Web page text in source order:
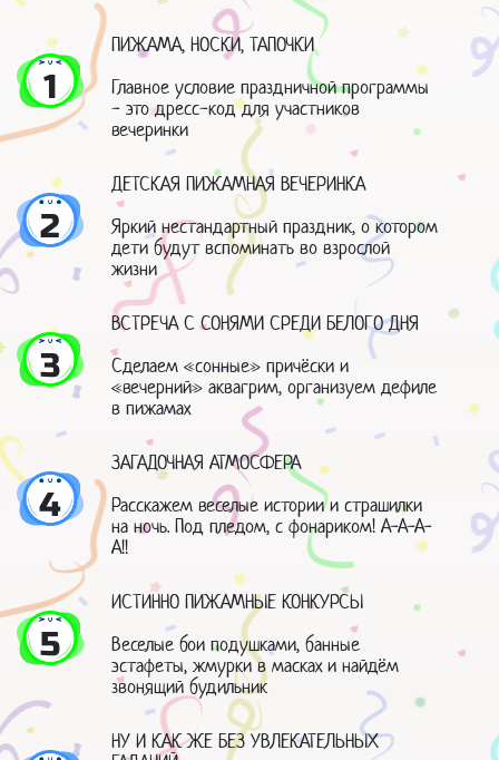
1
ПИЖАМА, НОСКИ, ТАПОЧКИ
Главное условие праздничной программы
- это дресс-код для участников
вечеринки
2
ДЕТСКАЯ ПИЖАМНАЯ ВЕЧЕРИНКА
Яркий нестандартный праздник, о котором
дети будут вспоминать во взрослой
жизни
3
ВСТРЕЧА С СОНЯМИ СРЕДИ БЕЛОГО ДНЯ
Сделаем «сонные» причёски и
«вечерний» аквагрим, организуем дефиле
в пижамах
4
ЗАГАДОЧНАЯ АТМОСФЕРА
Расскажем веселые истории и страшилки
на ночь. Под пледом, с фонариком! А-А-А-
А!!
5
ИСТИННО ПИЖАМНЫЕ КОНКУРСЫ
Веселые бои подушками, банные
эстафеты, жмурки в масках и найдём
звонящий будильник
НУ И КАК ЖЕ БЕЗ УВЛЕКАТЕЛЬНЫХ